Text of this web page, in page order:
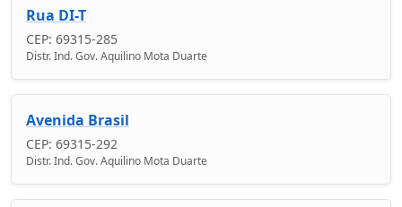
Rua DI-T
CEP: 69315-285
Distr. Ind. Gov. Aquilino Mota Duarte
Avenida Brasil
CEP: 69315-292
Distr. Ind. Gov. Aquilino Mota Duarte